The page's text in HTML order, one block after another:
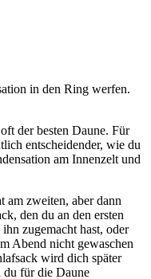
in den Ring werfen.
der besten Daune. Für
entscheidender, wie du
am Innenzelt und
am zweiten, aber dann
den du an den ersten
zugemacht hast, oder
Abend nicht gewaschen
wird dich später
für die Daune